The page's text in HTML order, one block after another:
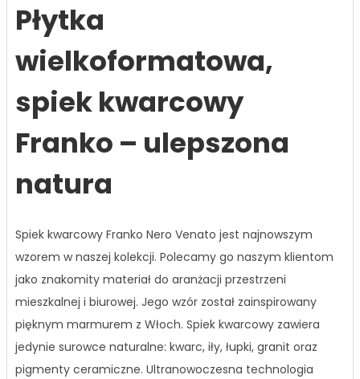
Płytka
wielkoformatowa,
spiek kwarcowy
Franko – ulepszona
natura
Spiek kwarcowy Franko Nero Venato jest najnowszym
wzorem w naszej kolekcji. Polecamy go naszym klientom
jako znakomity materiał do aranżacji przestrzeni
mieszkalnej i biurowej. Jego wzór został zainspirowany
pięknym marmurem z Włoch. Spiek kwarcowy zawiera
jedynie surowce naturalne: kwarc, iły, łupki, granit oraz
pigmenty ceramiczne. Ultranowoczesna technologia